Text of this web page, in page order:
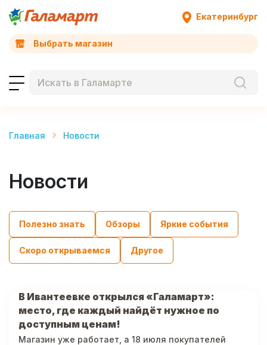
Екатеринбург
Выбрать магазин
Главная Новости
Новости
Полезно знать Обзоры Яркие события
Скоро открываемся Другое
В Ивантеевке открылся «Галамарт»:
место, где каждый найдёт нужное по
доступным ценам!
Магазин уже работает, а 18 июля покупателей